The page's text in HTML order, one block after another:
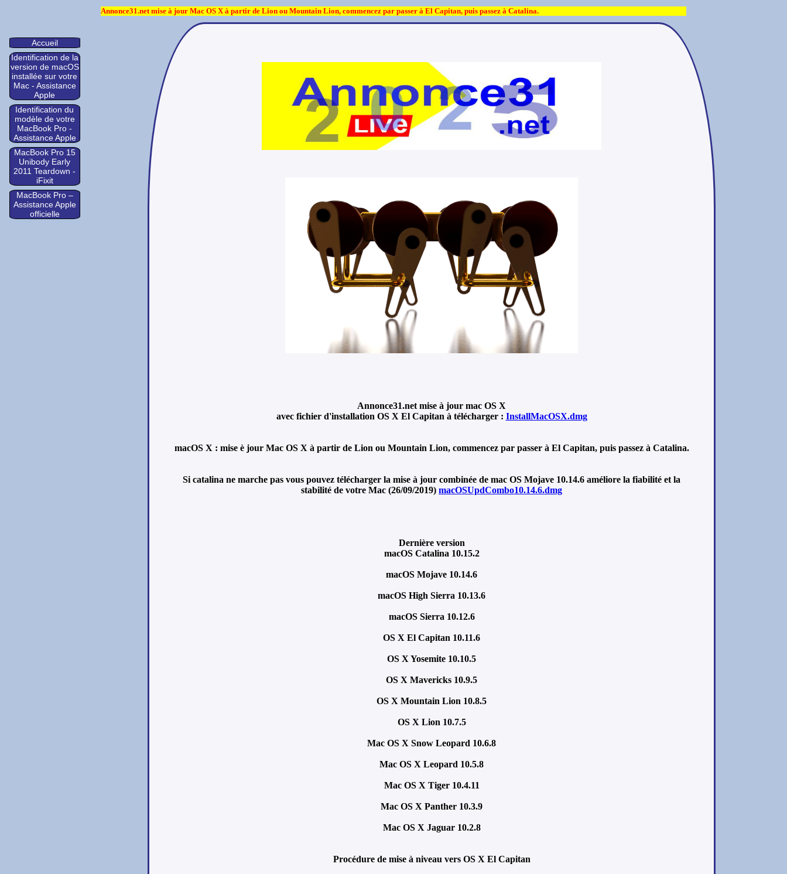
Annonce31.net mise à jour Mac OS X à partir de Lion ou Mountain Lion, commencez par passer à El Capitan, puis passez à Catalina.
Annonce31.net mise à jour mac OS X
avec fichier d'installation OS X El Capitan à télécharger : InstallMacOSX.dmg
macOS X : mise è jour Mac OS X à partir de Lion ou Mountain Lion, commencez par passer à El Capitan, puis passez à Catalina.
Si catalina ne marche pas vous pouvez télécharger la mise à jour combinée de mac OS Mojave 10.14.6 améliore la fiabilité et la
stabilité de votre Mac (26/09/2019) macOSUpdCombo10.14.6.dmg
Dernière version
macOS Catalina 10.15.2
macOS Mojave 10.14.6
macOS High Sierra 10.13.6
macOS Sierra 10.12.6
OS X El Capitan 10.11.6
OS X Yosemite 10.10.5
OS X Mavericks 10.9.5
OS X Mountain Lion 10.8.5
OS X Lion 10.7.5
Mac OS X Snow Leopard 10.6.8
Mac OS X Leopard 10.5.8
Mac OS X Tiger 10.4.11
Mac OS X Panther 10.3.9
Mac OS X Jaguar 10.2.8
Procédure de mise à niveau vers OS X El Capitan
Accueil
Identification de la
version de macOS
installée sur votre
Mac - Assistance
Apple
Identification du
modèle de votre
MacBook Pro -
Assistance Apple
MacBook Pro 15
Unibody Early
2011 Teardown -
iFixit
MacBook Pro –
Assistance Apple
officielle